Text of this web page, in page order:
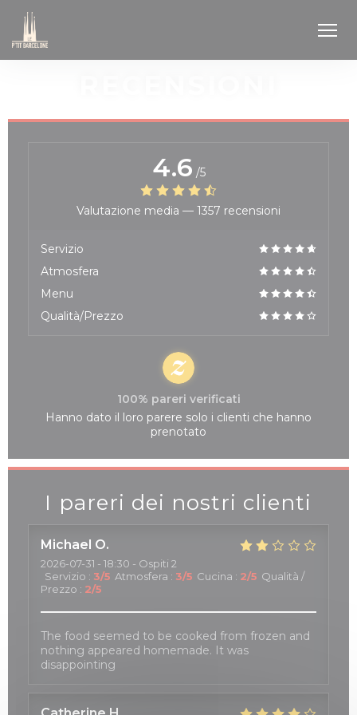
I pareri dei nostri clienti
Michael O
2026-07-31 - 18:30 - Ospiti 2
Servizio : 3/5 Atmosfera : 3/5 Cucina : 2/5 Qualità /
Prezzo : 2/5
The food seemed to be cooked from frozen and
nothing appeared homemade. It was
disappointing
4.6 /5
Valutazione media — 1357 recensioni
Servizio
Atmosfera
Menu
Qualità/Prezzo
100% pareri verificati
Hanno dato il loro parere solo i clienti che hanno
prenotato